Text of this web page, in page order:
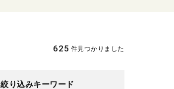
625 件見つかりました
絞り込みキーワード